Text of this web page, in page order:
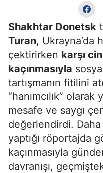
Shakhtar Donetsk
Turan, Ukrayna’da
çektirirken karşı
kaçınmasıyla
tartışmanın fitilini
“hanımcılık”
mesafe ve saygı
değerlendirdi.
yaptığı röportajda
kaçınmasıyla
davranışı,